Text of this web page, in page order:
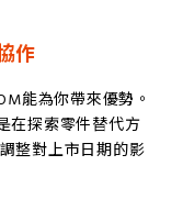
作
能為你帶來優勢。
在探索零件替代方
整對上市日期的影